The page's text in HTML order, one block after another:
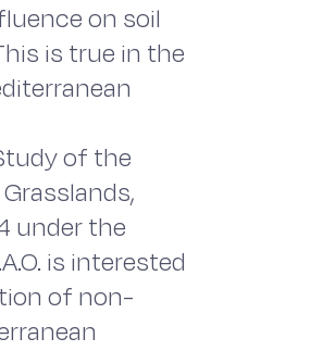
on soil
is true in the
of the
under the
is interested
of non-